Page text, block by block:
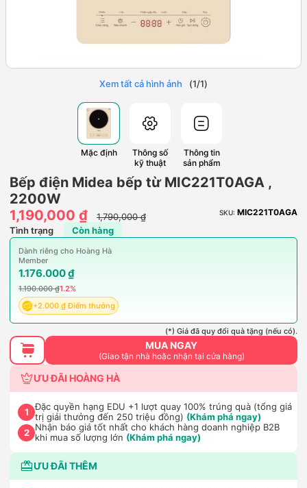
Xem tất cả hình ảnh (1/1)
Mặc định
Thông số
kỹ thuật
Thông tin
sản phẩm
Bếp điện Midea bếp từ MIC221T0AGA ,
2200W
1,190,000 ₫
1,790,000 ₫ SKU: MIC221T0AGA
Tình trạng Còn hàng
Dành riêng cho Hoàng Hà
Member
1.176.000 ₫
1.190.000 ₫1.2%
+2.000 ₫ Điểm thưởng
(*) Giá đã quy đổi quà tặng (nếu có).
MUA NGAY
(Giao tận nhà hoặc nhận tại cửa hàng)
ƯU ĐÃI HOÀNG HÀ
1
Đặc quyền hạng EDU +1 lượt quay 100% trúng quà (tổng giá
trị giải thưởng đến 250 triệu đồng) (Khám phá ngay)
2 Nhận báo giá tốt nhất cho khách hàng doanh nghiệp B2B
khi mua số lượng lớn (Khám phá ngay)
ƯU ĐÃI THÊM